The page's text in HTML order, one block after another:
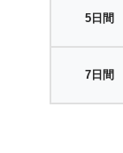
5日間
7日間